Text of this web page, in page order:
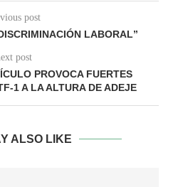
post
LABORAL”
post
PROVOCA FUERTES
1 A LA ALTURA DE ADEJE
ALSO LIKE